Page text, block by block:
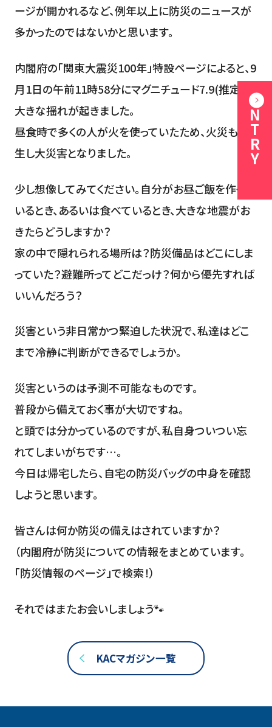
ージが開かれるなど、例年以上に防災のニュースが
多かったのではないかと思います。
内閣府の「関東大震災100年」特設ページによると、9
月1日の午前11時58分にマグニチュード7.9(推定)の
大きな揺れが起きました。
昼食時で多くの人が火を使っていたため、火災も発
生し大災害となりました。
少し想像してみてください。自分がお昼ご飯を作って
いるとき、あるいは食べているとき、大きな地震がお
きたらどうしますか？
家の中で隠れられる場所は？防災備品はどこにしま
っていた？避難所ってどこだっけ？何から優先すれば
いいんだろう？
災害という非日常かつ緊迫した状況で、私達はどこ
まで冷静に判断ができるでしょうか。
災害というのは予測不可能なものです。
普段から備えておく事が大切ですね。
と頭では分かっているのですが、私自身ついつい忘
れてしまいがちです…。
今日は帰宅したら、自宅の防災バッグの中身を確認
しようと思います。
皆さんは何か防災の備えはされていますか？
（内閣府が防災についての情報をまとめています。
「防災情報のページ」で検索！）
それではまたお会いしましょう🐾
KACマガジン一覧
ENTRY